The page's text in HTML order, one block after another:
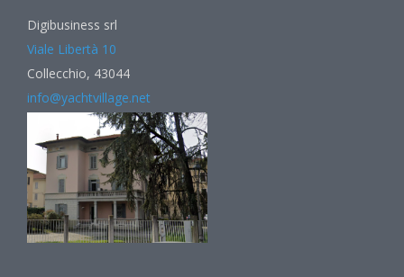
Digibusiness srl
Viale Libertà 10
Collecchio, 43044
info@yachtvillage.net